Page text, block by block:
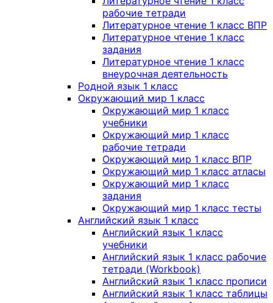
рабочие тетради
Литературное чтение 1 класс ВПР
Литературное чтение 1 класс
задания
Литературное чтение 1 класс
внеурочная деятельность
Родной язык 1 класс
Окружающий мир 1 класс
Окружающий мир 1 класс
учебники
Окружающий мир 1 класс
рабочие тетради
Окружающий мир 1 класс ВПР
Окружающий мир 1 класс атласы
Окружающий мир 1 класс
задания
Окружающий мир 1 класс тесты
Английский язык 1 класс
Английский язык 1 класс
учебники
Английский язык 1 класс рабочие
тетради (Workbook)
Английский язык 1 класс прописи
Английский язык 1 класс таблицы